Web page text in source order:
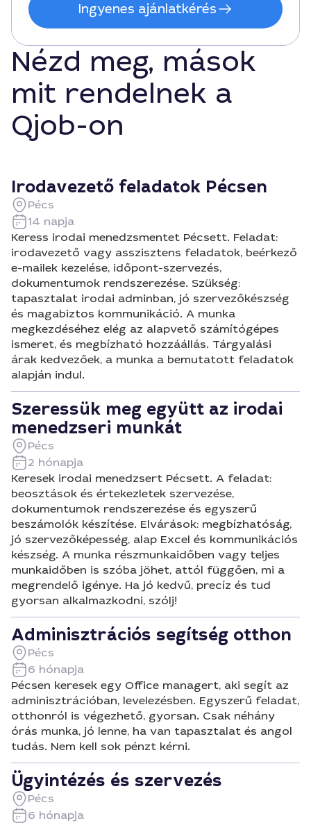
Ingyenes ajánlatkérés
Nézd meg, mások
mit rendelnek a
Qjob-on
Irodavezető feladatok Pécsen
Pécs
14 napja
Keress irodai menedzsmentet Pécsett. Feladat:
irodavezető vagy asszisztens feladatok, beérkező
e-mailek kezelése, időpont-szervezés,
dokumentumok rendszerezése. Szükség:
tapasztalat irodai adminban, jó szervezőkészség
és magabiztos kommunikáció. A munka
megkezdéséhez elég az alapvető számítógépes
ismeret, és megbízható hozzáállás. Tárgyalási
árak kedvezőek, a munka a bemutatott feladatok
alapján indul.
Szeressük meg együtt az irodai
menedzseri munkát
Pécs
2 hónapja
Keresek irodai menedzsert Pécsett. A feladat:
beosztások és értekezletek szervezése,
dokumentumok rendszerezése és egyszerű
beszámolók készítése. Elvárások: megbízhatóság,
jó szervezőképesség, alap Excel és kommunikációs
készség. A munka részmunkaidőben vagy teljes
munkaidőben is szóba jöhet, attól függően, mi a
megrendelő igénye. Ha jó kedvű, precíz és tud
gyorsan alkalmazkodni, szólj!
Adminisztrációs segítség otthon
Pécs
6 hónapja
Pécsen keresek egy Office managert, aki segít az
adminisztrációban, levelezésben. Egyszerű feladat,
otthonról is végezhető, gyorsan. Csak néhány
órás munka, jó lenne, ha van tapasztalat és angol
tudás. Nem kell sok pénzt kérni.
Ügyintézés és szervezés
Pécs
6 hónapja